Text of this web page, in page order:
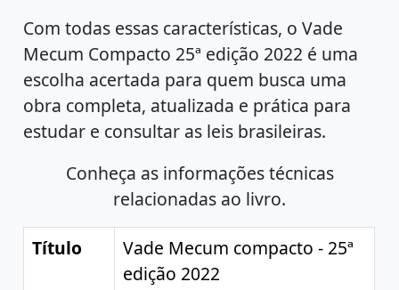
Com todas essas características, o Vade
Mecum Compacto 25ª edição 2022 é uma
escolha acertada para quem busca uma
obra completa, atualizada e prática para
estudar e consultar as leis brasileiras.
Conheça as informações técnicas
relacionadas ao livro.
Título
Vade Mecum compacto - 25ª
edição 2022